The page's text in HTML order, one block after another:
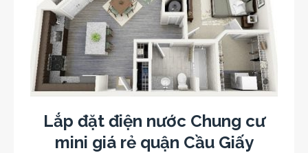
Lắp đặt điện nước Chung cư
mini giá rẻ quận Cầu Giấy